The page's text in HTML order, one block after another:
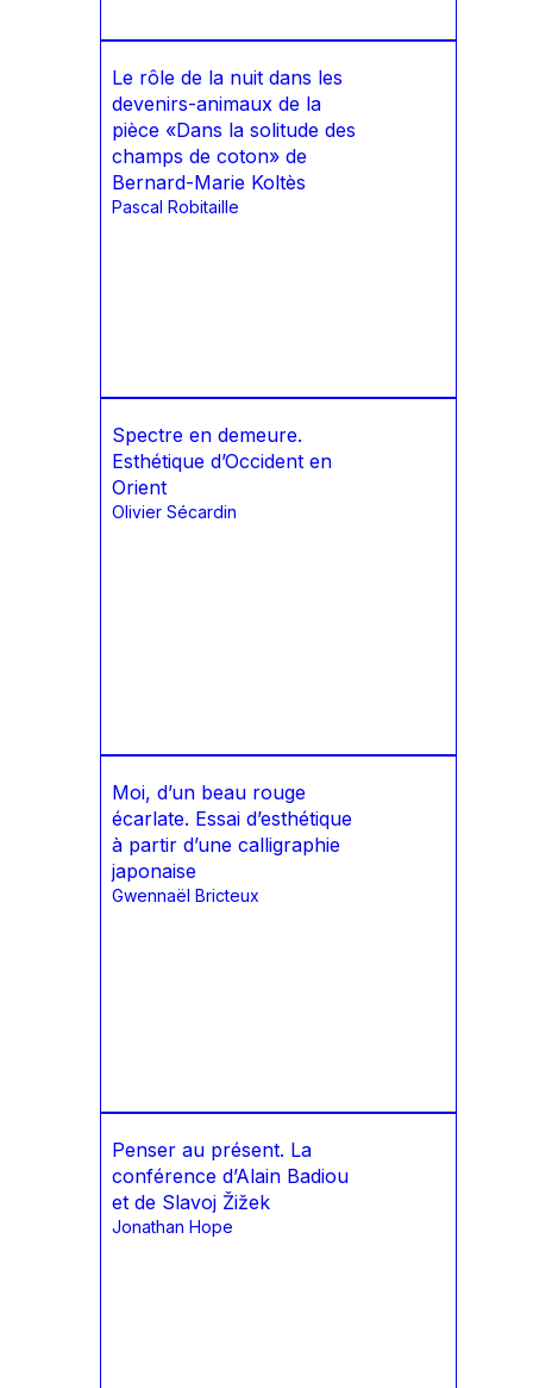
Le rôle de la nuit dans les
devenirs-animaux de la
pièce «Dans la solitude des
champs de coton» de
Bernard-Marie Koltès
Pascal Robitaille
Spectre en demeure.
Esthétique d’Occident en
Orient
Olivier Sécardin
Moi, d’un beau rouge
écarlate. Essai d’esthétique
à partir d’une calligraphie
japonaise
Gwennaël Bricteux
Penser au présent. La
conférence d’Alain Badiou
et de Slavoj Žižek
Jonathan Hope